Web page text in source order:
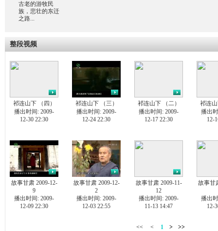
古老的游牧民
族，悲壮的东迁
之路...
整段视频
祁连山下 （四）
播出时间: 2009-
12-30 22:30
祁连山下 （三）
播出时间: 2009-
12-24 22:30
祁连山下 （二）
播出时间: 2009-
12-17 22:30
祁连
播出
12-
故事甘肃 2009-12-
9
播出时间: 2009-
12-09 22:30
故事甘肃 2009-12-
2
播出时间: 2009-
12-03 22:55
故事甘肃 2009-11-
12
播出时间: 2009-
11-13 14:47
故事甘
播出
12-
<< < 1 >
>>